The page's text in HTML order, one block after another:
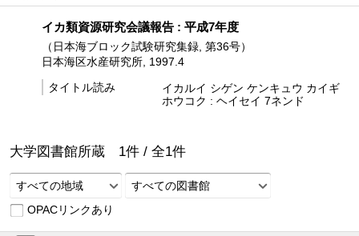
イカ類資源研究会議報告 : 平成7年度
（日本海ブロック試験研究集録, 第36号）
日本海区水産研究所, 1997.4
タイトル読み
イカルイ シゲン ケンキュウ カイギ
ホウコク : ヘイセイ 7ネンド
大学図書館所蔵 1件 / 全1件
すべての地域
すべての図書館
OPACリンクあり